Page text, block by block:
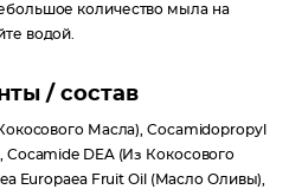
количество мыла на
водой.
/ состав
Масла), Cocamidopropyl
Cocamide DEA (Из Кокосового
Europaea Fruit Oil (Масло Оливы),